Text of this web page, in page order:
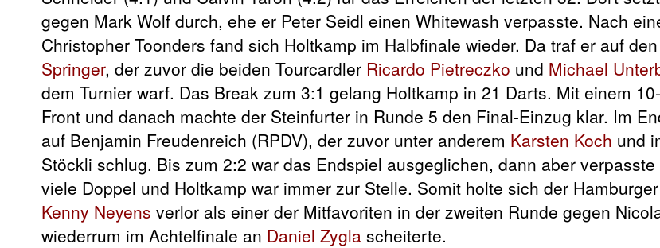
gegen Mark Wolf durch, ehe er Peter Seidl einen Whitewash verpasste. Nach
Christopher Toonders fand sich Holtkamp im Halbfinale wieder. Da traf er auf
Springer, der zuvor die beiden Tourcardler Ricardo Pietreczko und Michael
dem Turnier warf. Das Break zum 3:1 gelang Holtkamp in 21 Darts. Mit einem
Front und danach machte der Steinfurter in Runde 5 den Final-Einzug klar. Im
auf Benjamin Freudenreich (RPDV), der zuvor unter anderem Karsten Koch und
Stöckli schlug. Bis zum 2:2 war das Endspiel ausgeglichen, dann aber
viele Doppel und Holtkamp war immer zur Stelle. Somit holte sich der
Kenny Neyens verlor als einer der Mitfavoriten in der zweiten Runde gegen
wiederrum im Achtelfinale an Daniel Zygla scheiterte.